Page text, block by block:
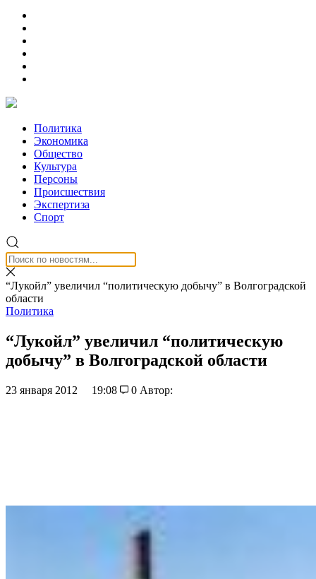
Политика
Экономика
Общество
Культура
Персоны
Происшествия
Экспертиза
Спорт
“Лукойл” увеличил “политическую добычу” в Волгоградской
области
Политика
“Лукойл” увеличил “политическую
добычу” в Волгоградской области
23 января 2012 19:08 0 Автор: